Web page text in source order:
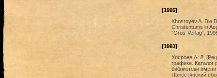
[1995]
Khosroyev A. Die
Christentums in
“Oros-Verlag”,
[1993]
Хосроев А. Л.
графике. Каталог
библиотеки
Палестинский